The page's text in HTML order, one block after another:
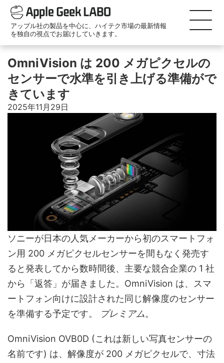
アップル社の製品を中心に、ハイテク市場の最新情報
を独自の視点でお届けしていきます。
OmniVision は 200 メガピクセルの
センサーで水準を引き上げる準備がで
きています
2025年11月29日
ソニーが日本の人気メーカーから初のスマートフォ
ン用 200 メガピクセルセンサーを間もなく発売す
ると発表してから数時間後、主要な競合企業の 1 社
から「返答」が届きました。OmniVision は、スマ
ートフォン向けに設計された同じ解像度のセンサー
を準備する予定です。
プレミアム。
OmniVision OVB0D (これは新しい写真センサーの
名前です) は、解像度が 200 メガピクセルで、寸法